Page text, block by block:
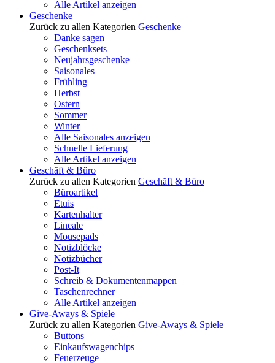
Alle Artikel anzeigen
Geschenke
Zurück zu allen Kategorien Geschenke
Danke sagen
Geschenksets
Neujahrsgeschenke
Saisonales
Frühling
Herbst
Ostern
Sommer
Winter
Alle Saisonales anzeigen
Schnelle Lieferung
Alle Artikel anzeigen
Geschäft & Büro
Zurück zu allen Kategorien Geschäft & Büro
Büroartikel
Etuis
Kartenhalter
Lineale
Mousepads
Notizblöcke
Notizbücher
Post-It
Schreib & Dokumentenmappen
Taschenrechner
Alle Artikel anzeigen
Give-Aways & Spiele
Zurück zu allen Kategorien Give-Aways & Spiele
Buttons
Einkaufswagenchips
Feuerzeuge